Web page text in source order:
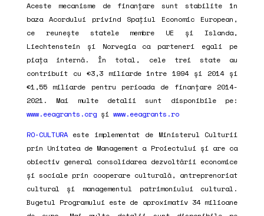
Aceste mecanisme de finanțare sunt stabilite în
baza Acordului privind Spațiul Economic European,
ce reunește statele membre UE și Islanda,
Liechtenstein și Norvegia ca parteneri egali pe
piața internă. În total, cele trei state au
contribuit cu €3,3 miliarde între 1994 și 2014 și
€1,55 miliarde pentru perioada de finanțare 2014-
2021. Mai multe detalii sunt disponibile pe:
www.eeagrants.orgși www.eeagrants.ro
RO-CULTURAeste implementat de Ministerul Culturii
prin Unitatea de Management a Proiectului și are ca
obiectiv general consolidarea dezvoltării economice
și sociale prin cooperare culturală, antreprenoriat
cultural și managementul patrimoniului cultural.
Bugetul Programului este de aproximativ 34 milioane